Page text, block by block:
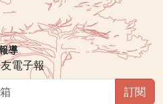
導
電子報
訂閱